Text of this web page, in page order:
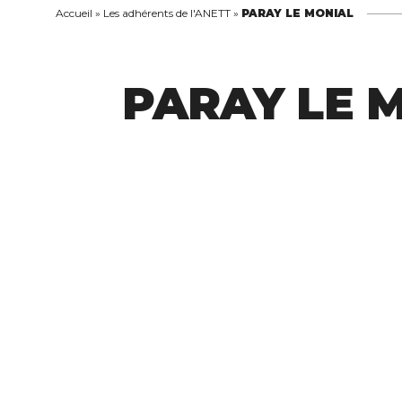
Accueil » Les adhérents de l'ANETT » PARAY LE MONIAL
PARAY LE